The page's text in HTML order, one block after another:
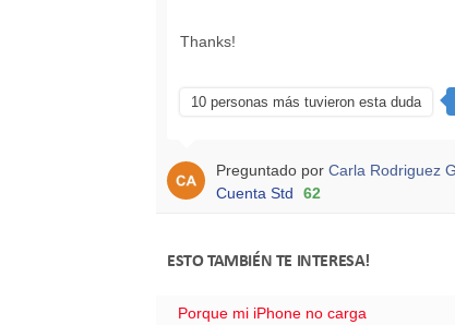
Thanks!
10 personas más tuvieron esta duda
Preguntado por Carla Rodriguez
Cuenta Std
62
ESTO TAMBIÉN TE INTERESA!
Porque mi iPhone no carga